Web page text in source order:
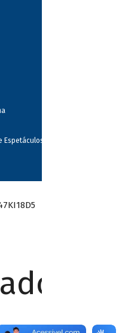
Espetáculos